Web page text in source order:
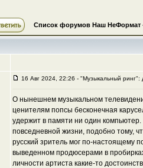
Список форумов Наш НеФормат
16 Авг 2024, 22:26 - "Музыкальный ринг":
О нынешнем музыкальном
ценителям попсы бесконечная
удержит в памяти ни один
повседневной жизни, подобно тому,
русский зритель мог по-настоящему
выведенном продюсерами в
личности артиста какие-то